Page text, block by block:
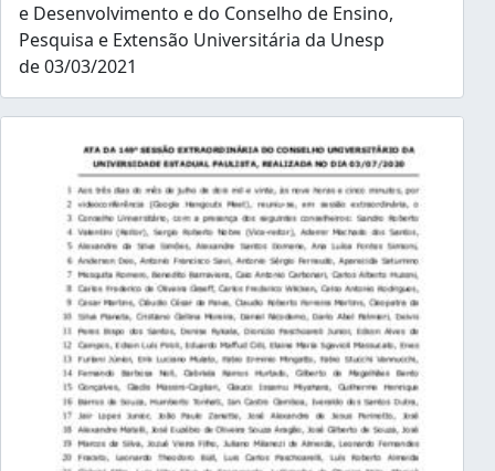
e Desenvolvimento e do Conselho de Ensino,
Pesquisa e Extensão Universitária da Unesp
de 03/03/2021